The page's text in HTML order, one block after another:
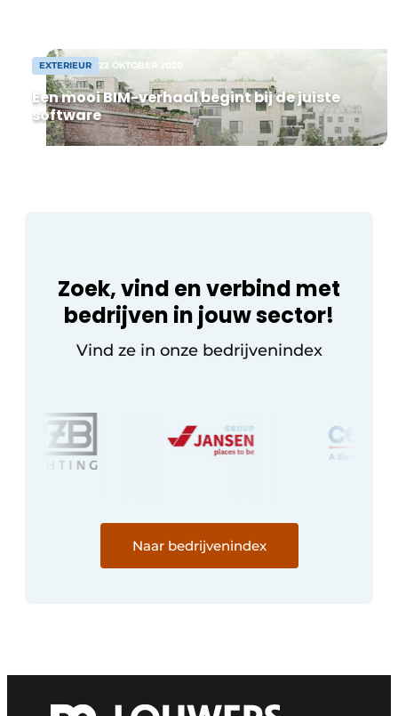
Meurop-site […]
EXTERIEUR 22 OKTOBER 2020
Een mooi BIM-verhaal begint bij de juiste
software
Zoek, vind en verbind met
bedrijven in jouw sector!
Vind ze in onze bedrijvenindex
Naar bedrijvenindex